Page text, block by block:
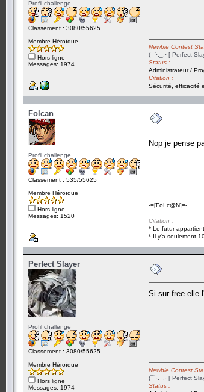
Profil challenge
Classement : 3080/55625
Membre Héroïque
Hors ligne
Messages: 1974
Newbie Contest
(¯`·._.· [ Perfect
Status :
Administrateur /
Citation :
Sécurité, efficacité
Folcan
Profil challenge
Classement : 535/55625
Membre Héroïque
Hors ligne
Messages: 1520
Nop je pense
-=[FoLc@N]=-
Citation :
* Le futur
* Il y'a seulement
Perfect Slayer
Profil challenge
Classement : 3080/55625
Membre Héroïque
Hors ligne
Messages: 1974
Si sur free elle
Newbie Contest
(¯`·._.· [ Perfect
Status :